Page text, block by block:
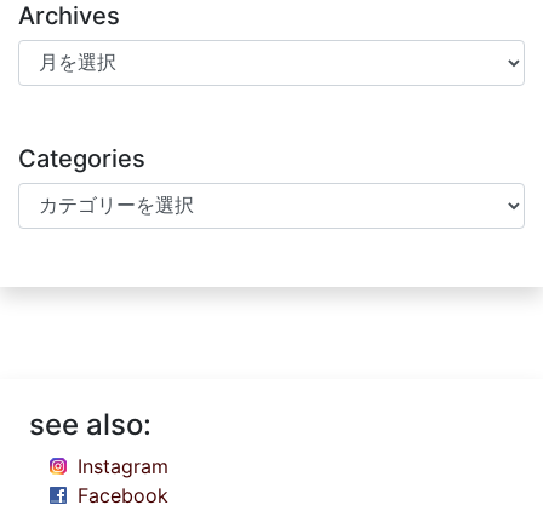
Archives
Archives
Categories
Categories
see also:
Instagram
Facebook